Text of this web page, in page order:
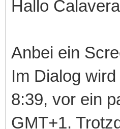
Hallo
Anbei ein
Im Dialog
8:39, vor ein
GMT+1.